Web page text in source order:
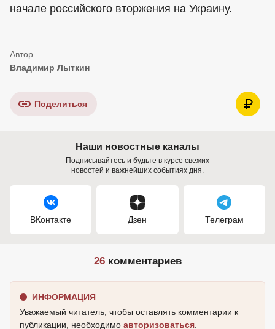
начале российского вторжения на Украину.
Владимир Лыткин
Поделиться
Наши новостные каналы
Подписывайтесь и будьте в курсе свежих
новостей и важнейших событиях дня.
ВКонтакте Дзен Телеграм
26комментариев
ИНФОРМАЦИЯ
Уважаемый читатель, чтобы оставлять комментарии к
публикации, необходимо авторизоваться.